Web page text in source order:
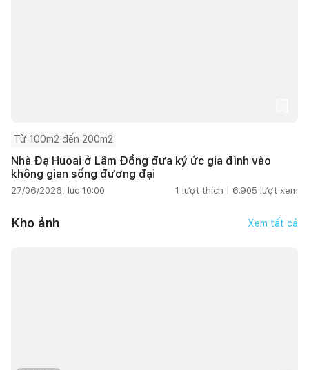
Từ 100m2 đến 200m2
Nhà Đạ Huoai ở Lâm Đồng đưa ký ức gia đình vào
không gian sống đương đại
27/06/2026, lúc 10:00 1 lượt thích | 6.905 lượt xem
Kho ảnh Xem tất cả